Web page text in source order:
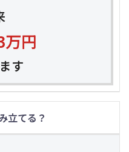
万円
す
立てる？